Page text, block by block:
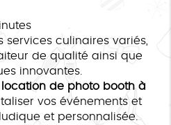
services culinaires variés,
de qualité ainsi que
innovantes.
location de photo booth à
vos événements et
et personnalisée.